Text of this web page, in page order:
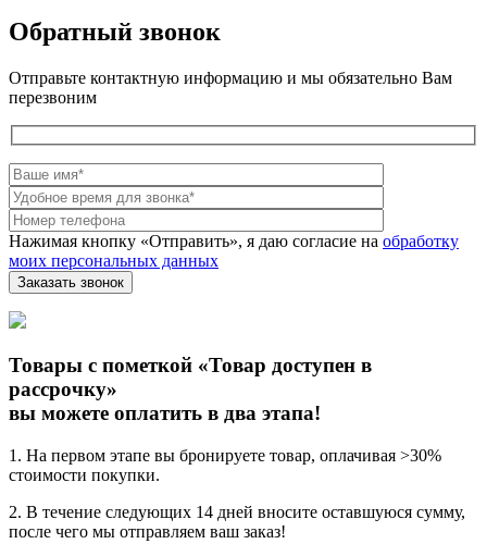
Обратный звонок
Отправьте контактную информацию и мы обязательно Вам
перезвоним
Нажимая кнопку «Отправить», я даю согласие на обработку
моих персональных данных
Товары с пометкой «Товар доступен в
рассрочку»
вы можете оплатить в два этапа!
1. На первом этапе вы бронируете товар, оплачивая >30%
стоимости покупки.
2. В течение следующих 14 дней вносите оставшуюся сумму,
после чего мы отправляем ваш заказ!